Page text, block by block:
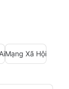
Mạng Xã Hội